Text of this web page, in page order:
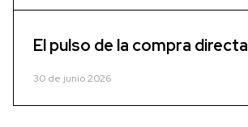
El pulso de la compra directa
30 de junio 2026